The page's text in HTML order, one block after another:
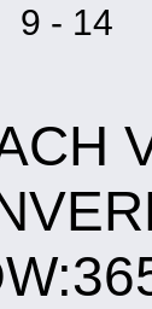
9 - 14